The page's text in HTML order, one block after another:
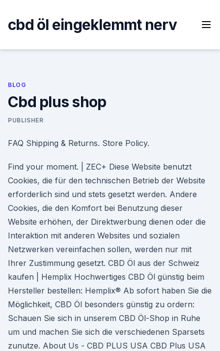
content
cbd öl eingeklemmt nerv
BLOG
Cbd plus shop
PUBLISHER
FAQ Shipping & Returns. Store Policy.
Find your moment. | ZEC+ Diese Website benutzt
Cookies, die für den technischen Betrieb der Website
erforderlich sind und stets gesetzt werden. Andere
Cookies, die den Komfort bei Benutzung dieser
Website erhöhen, der Direktwerbung dienen oder die
Interaktion mit anderen Websites und sozialen
Netzwerken vereinfachen sollen, werden nur mit
Ihrer Zustimmung gesetzt. CBD Öl aus der Schweiz
kaufen | Hemplix Hochwertiges CBD Öl günstig beim
Hersteller bestellen: Hemplix® Ab sofort haben Sie die
Möglichkeit, CBD Öl besonders günstig zu ordern:
Schauen Sie sich in unserem CBD Öl-Shop in Ruhe
um und machen Sie sich die verschiedenen Sparsets
zunutze. About Us - CBD PLUS USA CBD Plus USA